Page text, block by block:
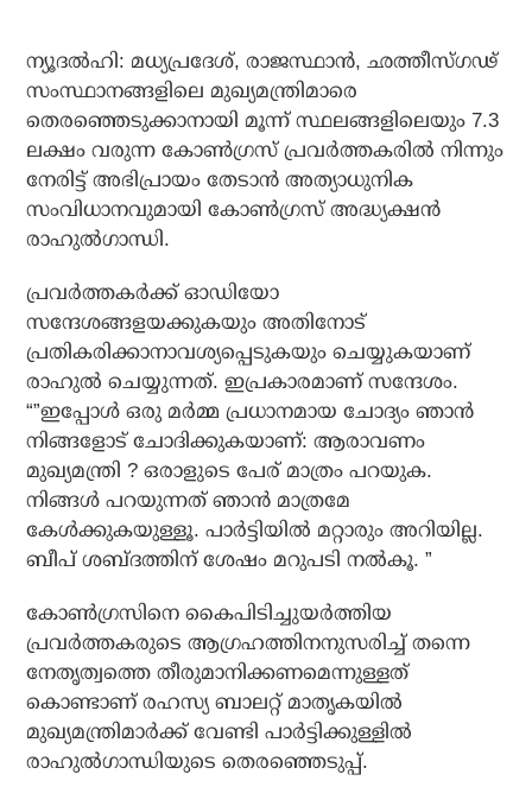
ന്യൂദല്‍ഹി: മധ്യപ്രദേശ്, രാജസ്ഥാന്‍, ഛത്തീസ്ഗഢ്
സംസ്ഥാനങ്ങളിലെ മുഖ്യമന്ത്രിമാരെ
തെരഞ്ഞെടുക്കാനായി മൂന്ന് സ്ഥലങ്ങളിലെയും 7.3
ലക്ഷം വരുന്ന കോണ്‍ഗ്രസ് പ്രവര്‍ത്തകരില്‍ നിന്നും
നേരിട്ട് അഭിപ്രായം തേടാന്‍ അത്യാധുനിക
സംവിധാനവുമായി കോണ്‍ഗ്രസ് അദ്ധ്യക്ഷന്‍
രാഹുല്‍ഗാന്ധി.
പ്രവര്‍ത്തകര്‍ക്ക് ഓഡിയോ
സന്ദേശങ്ങളയക്കുകയും അതിനോട്
പ്രതികരിക്കാനാവശ്യപ്പെടുകയും ചെയ്യുകയാണ്
രാഹുല്‍ ചെയ്യുന്നത്. ഇപ്രകാരമാണ് സന്ദേശം.
“”ഇപ്പോള്‍ ഒരു മര്‍മ്മ പ്രധാനമായ ചോദ്യം ഞാന്‍
നിങ്ങളോട് ചോദിക്കുകയാണ്: ആരാവണം
മുഖ്യമന്ത്രി ? ഒരാളുടെ പേര് മാത്രം പറയുക.
നിങ്ങള്‍ പറയുന്നത് ഞാന്‍ മാത്രമേ
കേള്‍ക്കുകയുള്ളൂ. പാര്‍ട്ടിയില്‍ മറ്റാരും അറിയില്ല.
ബീപ് ശബ്ദത്തിന് ശേഷം മറുപടി നല്‍കൂ. ”
കോണ്‍ഗ്രസിനെ കൈപിടിച്ചുയര്‍ത്തിയ
പ്രവര്‍ത്തകരുടെ ആഗ്രഹത്തിനനുസരിച്ച് തന്നെ
നേതൃത്വത്തെ തീരുമാനിക്കണമെന്നുള്ളത്
കൊണ്ടാണ് രഹസ്യ ബാലറ്റ് മാതൃകയില്‍
മുഖ്യമന്ത്രിമാര്‍ക്ക് വേണ്ടി പാര്‍ട്ടിക്കുള്ളില്‍
രാഹുല്‍ഗാന്ധിയുടെ തെരഞ്ഞെടുപ്പ്.